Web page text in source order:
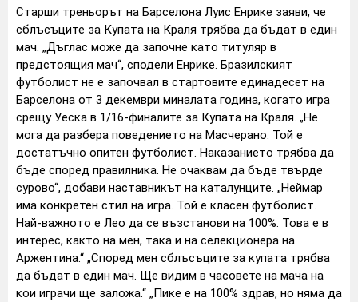
Старши треньорът на Барселона Луис Енрике заяви, че
сблъсъците за Купата на Краля трябва да бъдат в един
мач. „Дъглас може да започне като титуляр в
предстоящия мач“, сподели Енрике. Бразилският
футболист не е започвал в стартовите единадесет на
Барселона от 3 декември миналата година, когато игра
срещу Уеска в 1/16-финалите за Купата на Краля. „Не
мога да разбера поведението на Масчерано. Той е
достатъчно опитен футболист. Наказанието трябва да
бъде според правилника. Не очаквам да бъде твърде
сурово“, добави наставникът на каталунците. „Неймар
има конкретен стил на игра. Той е класен футболист.
Най-важното е Лео да се възстанови на 100%. Това е в
интерес, както на мен, така и на селекционера на
Аржентина.“ „Според мен сблъсъците за купата трябва
да бъдат в един мач. Ще видим в часовете на мача на
кои играчи ще заложа.“ „Пике е на 100% здрав, но няма да